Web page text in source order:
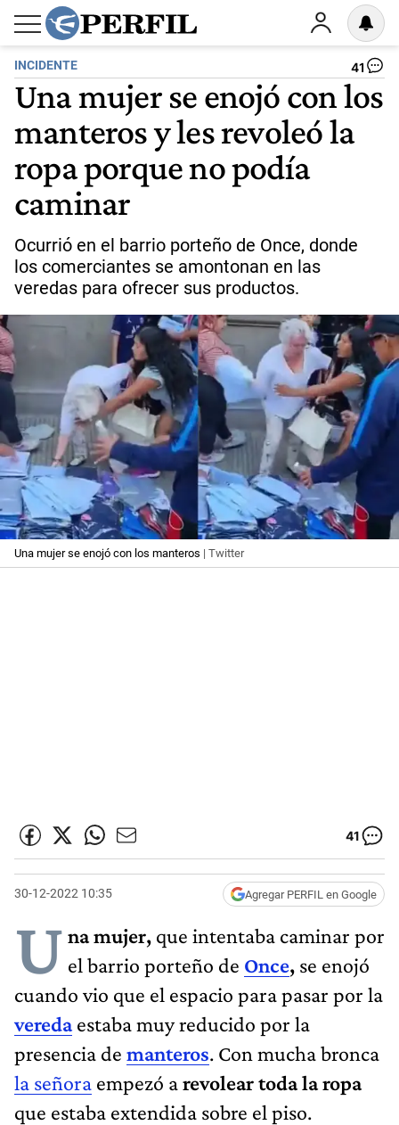
INCIDENTE 41
Una mujer se enojó con los
manteros y les revoleó la
ropa porque no podía
caminar
Ocurrió en el barrio porteño de Once, donde
los comerciantes se amontonan en las
veredas para ofrecer sus productos.
Una mujer se enojó con los manteros | Twitter
41
30-12-2022 10:35 Agregar PERFIL en Google
U na mujer, que intentaba caminar por
el barrio porteño de Once, se enojó
cuando vio que el espacio para pasar por la
veredaestaba muy reducido por la
presencia de manteros. Con mucha bronca
la señora empezó arevolear toda la ropa
que estaba extendida sobre el piso.